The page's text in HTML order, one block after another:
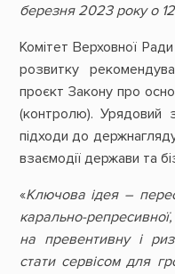
березня 2023 року о
Комітет Верховної
розвитку
проєкт Закону про
(контролю). Урядовий
підходи до
взаємодії держави та
«Ключова ідея –
карально-
на превентивну і
стати сервісом для